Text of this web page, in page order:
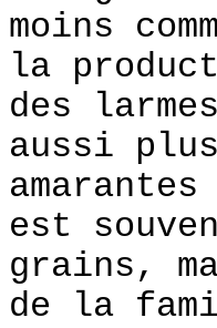
moins
la
des
aussi
est
grains,
de la